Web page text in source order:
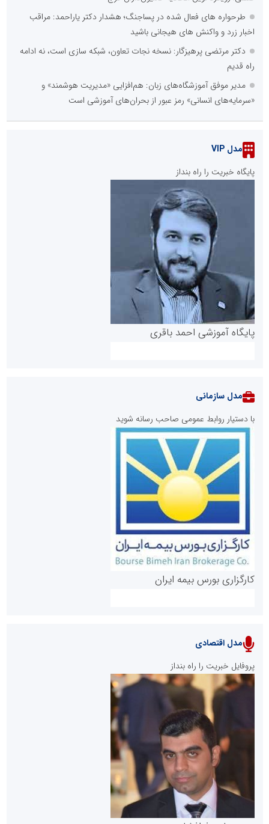
طرحواره های فعال شده در پساجنگ؛ هشدار دکتر یاراحمد: مراقب
اخبار زرد و واکنش های هیجانی باشید
دکتر مرتضی پرهیزگار: نسخه نجات تعاون، شبکه سازی است، نه ادامه
راه قدیم
مدیر موفق آموزشگاه‌های زبان: هم‌افزایی «مدیریت هوشمند» و
«سرمایه‌های انسانی» رمز عبور از بحران‌های آموزشی است
مدل VIP
پایگاه خبریت را راه بنداز
پایگاه آموزشی احمد باقری
روابط عمومی خبرگزاری گزارش خبر
پایگاه خبری نهضت ملی مسکن
پایگاه خبری گفتمان یزد
مدل سازمانی
با دستیار روابط عمومی صاحب رسانه شوید
کارگزاری بورس بیمه ایران
سازمان بورس و اوراق بهادار
مرجع اخبار موثق در بازارسرمایه
مدل اقتصادی
پروفایل خبریت را راه بنداز